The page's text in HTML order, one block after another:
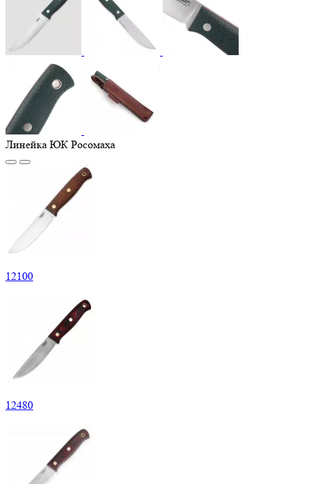
Линейка ЮК Росомаха
12100
12480